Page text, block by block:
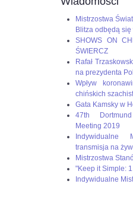
świata
szachach
klasycznych.
będą
piekielnie
trudne
zmagania,
ale
Duda
gotowy
podjąć
wyzwanie.
Każdy
Mistrzostwa
Blitza odbędą
SHOWS ON
ŚWIERCZ
Rafał
na prezydenta
Wpływ
chińskich
Gata Kamsky w
47th
Meeting 2019
Indywidualne
transmisja na
Mistrzostwa
"Keep it Simple:
Indywidualne